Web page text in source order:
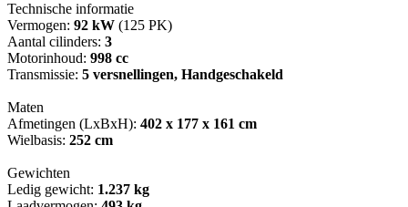
Technische informatie
Vermogen: 92 kW (125 PK)
Aantal cilinders: 3
Motorinhoud: 998 cc
Transmissie: 5 versnellingen, Handgeschakeld
Maten
Afmetingen (LxBxH): 402 x 177 x 161 cm
Wielbasis: 252 cm
Gewichten
Ledig gewicht: 1.237 kg